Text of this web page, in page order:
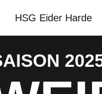
HSG Eider Harde